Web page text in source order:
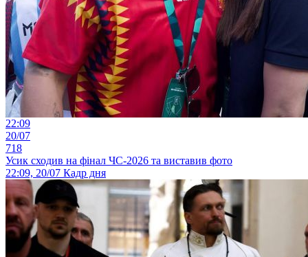
22:09
20/07
718
Усик сходив на фінал ЧС-2026 та виставив фото
22:09, 20/07 Кадр дня